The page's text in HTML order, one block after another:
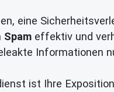
eine
Spam effektiv und
Informationen
ist Ihre